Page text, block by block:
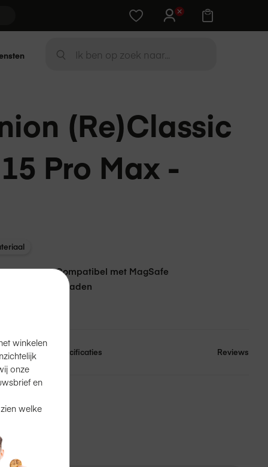
Training cadeau bij Apple-device
ZOEK Zoek
(Re)Classic
Pro Max -
Compatibel met MagSafe
opladen
Specificaties Reviews
winkelen
onze
en
welke